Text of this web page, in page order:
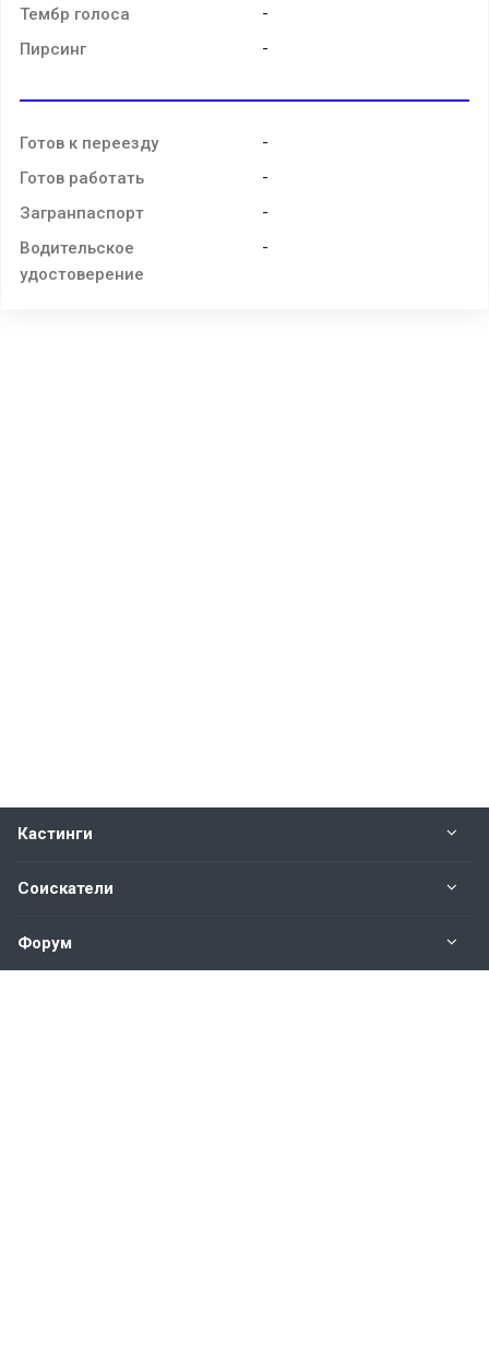
Тембр голоса -
Пирсинг -
Готов к переезду -
Готов работать -
Загранпаспорт -
Водительское
удостоверение
-
Кастинги
Соискатели
Форум